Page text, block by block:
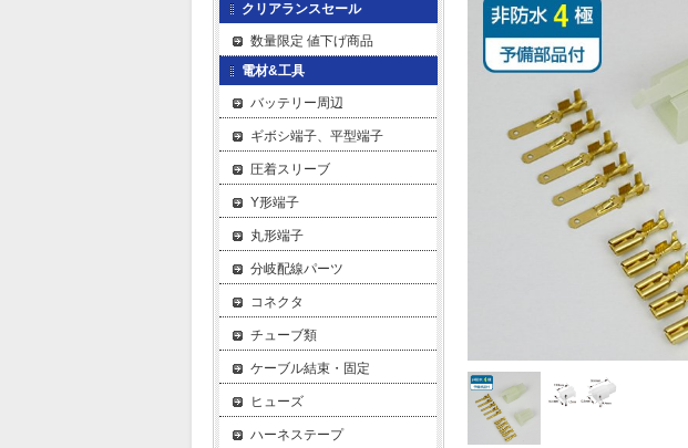
クリアランスセール
数量限定 値下げ商品
電材&工具
バッテリー周辺
ギボシ端子、平型端子
圧着スリーブ
Y形端子
丸形端子
分岐配線パーツ
コネクタ
チューブ類
ケーブル結束・固定
ヒューズ
ハーネステープ